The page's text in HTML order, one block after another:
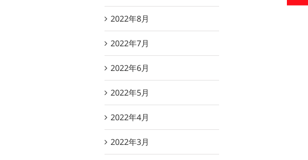
2022年8月
2022年7月
2022年6月
2022年5月
2022年4月
2022年3月